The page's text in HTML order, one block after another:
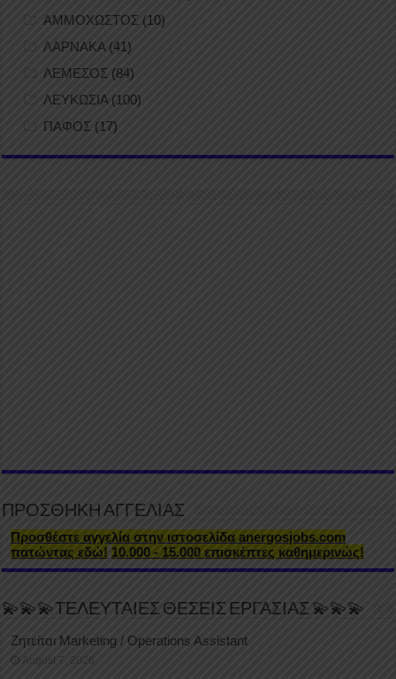
ΑΜΜΟΧΩΣΤΟΣ (10)
ΛΑΡΝΑΚΑ(41)
ΛΕΜΕΣΟΣ (84)
ΛΕΥΚΩΣΙΑ(100)
ΠΑΦΟΣ (17)
ΠΡΟΣΘΗΚΗ ΑΓΓΕΛΙΑΣ
Προσθέστε αγγελία στην ιστοσελίδα anergosjobs.com
πατώντας εδώ! 10.000 - 15.000 επισκέπτες καθημερινώς!
💫💫💫ΤΕΛΕΥΤΑΙΕΣ ΘΕΣΕΙΣ ΕΡΓΑΣΙΑΣ 💫💫💫
Ζητείται Marketing / Operations Assistant
August 7, 2026